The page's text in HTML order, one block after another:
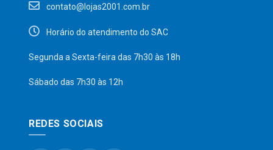
contato@lojas2001.com.br
Horário do atendimento do SAC
Segunda a Sexta-feira das 7h30 às 18h
Sábado das 7h30 às 12h
REDES SOCIAIS